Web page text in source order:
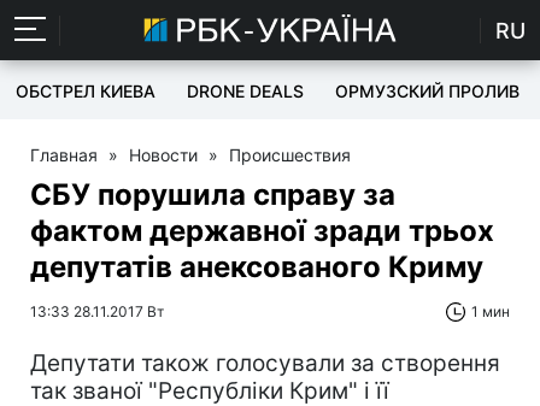
RU
ОБСТРЕЛ КИЕВА DRONE DEALS ОРМУЗСКИЙ ПРОЛИВ
Главная » Новости » Происшествия
СБУ порушила справу за
фактом державної зради трьох
депутатів анексованого Криму
13:33 28.11.2017 Вт 1 мин
Депутати також голосували за створення
так званої "Республіки Крим" і її